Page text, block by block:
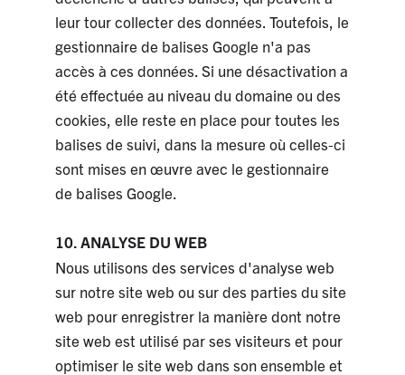
leur tour collecter des données. Toutefois, le
gestionnaire de balises Google n'a pas
accès à ces données. Si une désactivation a
été effectuée au niveau du domaine ou des
cookies, elle reste en place pour toutes les
balises de suivi, dans la mesure où celles-ci
sont mises en œuvre avec le gestionnaire
de balises Google.
10. ANALYSE DU WEB
Nous utilisons des services d'analyse web
sur notre site web ou sur des parties du site
web pour enregistrer la manière dont notre
site web est utilisé par ses visiteurs et pour
optimiser le site web dans son ensemble et